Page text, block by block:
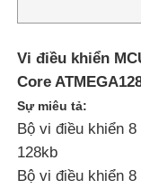
Vi điều khiển
Core
Sự miêu tả:
Bộ vi điều khiển
128kb
Bộ vi điều khiển